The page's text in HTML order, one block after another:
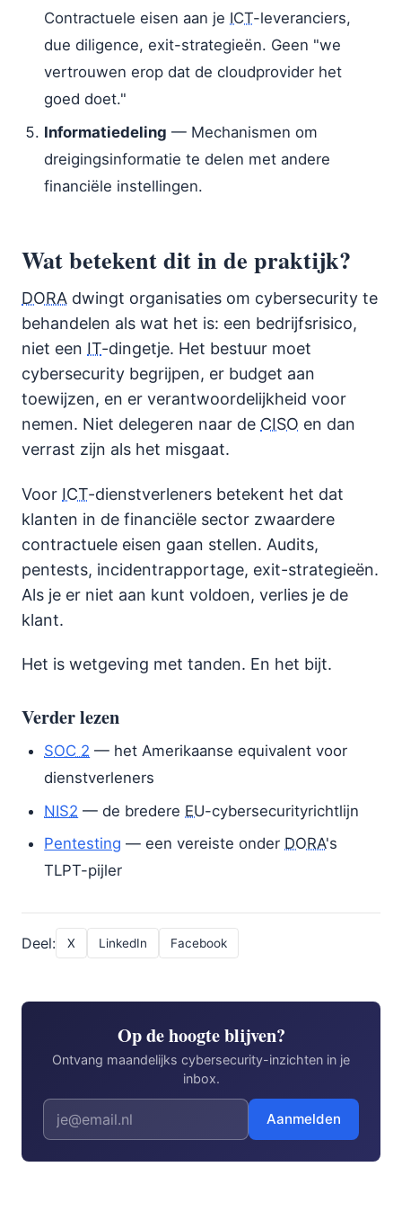
Contractuele eisen aan je ICT-leveranciers,
due diligence, exit-strategieën. Geen "we
vertrouwen erop dat de cloudprovider het
goed doet."
Informatiedeling — Mechanismen om
dreigingsinformatie te delen met andere
financiële instellingen.
Wat betekent dit in de praktijk?
DORA dwingt organisaties om cybersecurity te
behandelen als wat het is: een bedrijfsrisico,
niet een IT-dingetje. Het bestuur moet
cybersecurity begrijpen, er budget aan
toewijzen, en er verantwoordelijkheid voor
nemen. Niet delegeren naar de CISO en dan
verrast zijn als het misgaat.
Voor ICT-dienstverleners betekent het dat
klanten in de financiële sector zwaardere
contractuele eisen gaan stellen. Audits,
pentests, incidentrapportage, exit-strategieën.
Als je er niet aan kunt voldoen, verlies je de
klant.
Het is wetgeving met tanden. En het bijt.
Verder lezen
SOC 2 — het Amerikaanse equivalent voor
dienstverleners
NIS2 — de bredere EU-cybersecurityrichtlijn
Pentesting — een vereiste onder DORA's
TLPT-pijler
Deel: X LinkedIn Facebook
Op de hoogte blijven?
Ontvang maandelijks cybersecurity-inzichten in je
inbox.
Aanmelden